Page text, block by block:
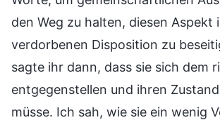
den Weg zu halten, diesen Aspekt
verdorbenen Disposition zu
sagte ihr dann, dass sie sich dem
entgegenstellen und ihren
müsse. Ich sah, wie sie ein wenig